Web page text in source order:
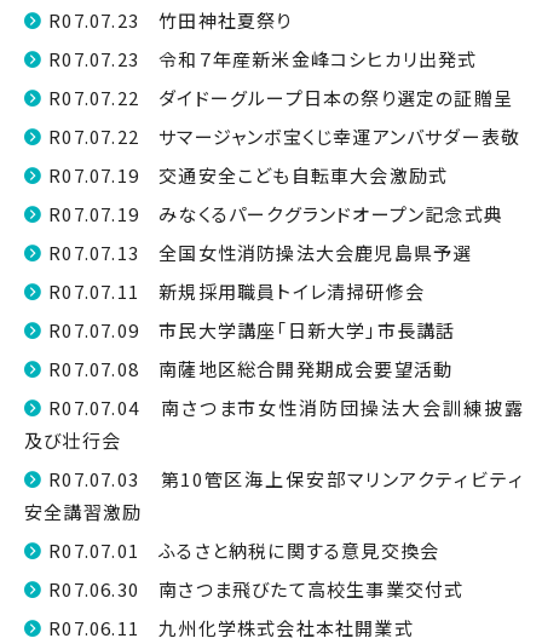
R07.07.23 竹田神社夏祭り
R07.07.23 令和７年産新米金峰コシヒカリ出発式
R07.07.22 ダイドーグループ日本の祭り選定の証贈呈
R07.07.22 サマージャンボ宝くじ幸運アンバサダー表敬
R07.07.19 交通安全こども自転車大会激励式
R07.07.19 みなくるパークグランドオープン記念式典
R07.07.13 全国女性消防操法大会鹿児島県予選
R07.07.11 新規採用職員トイレ清掃研修会
R07.07.09 市民大学講座「日新大学」市長講話
R07.07.08 南薩地区総合開発期成会要望活動
R07.07.04 南さつま市女性消防団操法大会訓練披露
及び壮行会
R07.07.03 第10管区海上保安部マリンアクティビティ
安全講習激励
R07.07.01 ふるさと納税に関する意見交換会
R07.06.30 南さつま飛びたて高校生事業交付式
R07.06.11 九州化学株式会社本社開業式